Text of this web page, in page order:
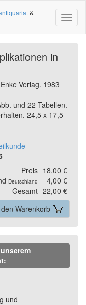
&
in
Verlag. 1983
und 22 Tabellen.
24,5 x 17,5
Preis 18,00 €
Deutschland
4,00 €
Gesamt 22,00 €
Warenkorb
und